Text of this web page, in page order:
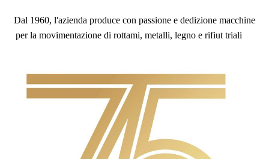
Dal 1960, l'azienda produce con passione e dedizione macchine
per la movimentazione di rottami, metalli, legno e rifiut triali